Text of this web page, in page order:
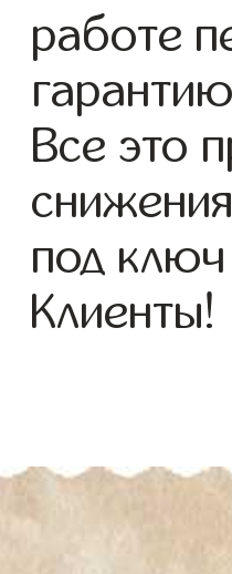
работе
Все это
под
Клиенты!